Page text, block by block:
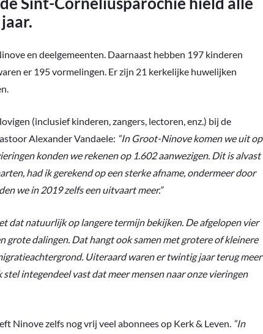
en deelgemeenten. Daarnaast hebben 197 kinderen
er 195 vormelingen. Er zijn 21 kerkelijke huwelijken
(inclusief kinderen, zangers, lectoren, enz.) bij de
Alexander Vandaele: “In Groot-Ninove komen we uit op
konden we rekenen op 1.602 aanwezigen. Dit is alvast
had ik gerekend op een sterke afname, ondermeer door
we in 2019 zelfs een uitvaart meer.”
dat natuurlijk op langere termijn bekijken. De afgelopen vier
grote dalingen. Dat hangt ook samen met grotere of kleinere
Uiteraard waren er twintig jaar terug meer
integendeel vast dat meer mensen naar onze vieringen
Ninove zelfs nog vrij veel abonnees op Kerk & Leven. “In